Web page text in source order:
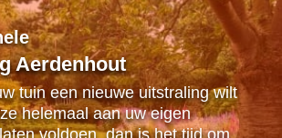
Aerdenhout
tuin een nieuwe uitstraling wilt
helemaal aan uw eigen